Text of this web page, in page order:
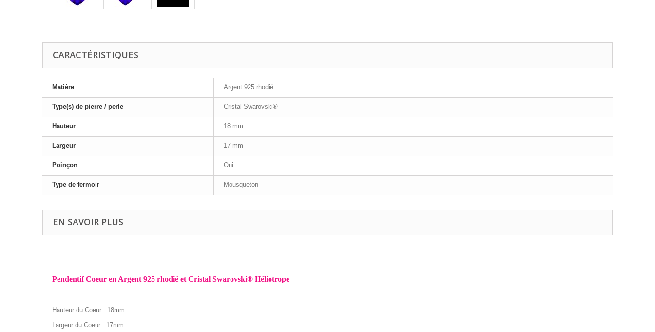
CARACTÉRISTIQUES
Matière Argent 925 rhodié
Type(s) de pierre / perle Cristal Swarovski®
Hauteur 18 mm
Largeur 17 mm
Poinçon Oui
Type de fermoir Mousqueton
EN SAVOIR PLUS
Pendentif Coeur en Argent 925 rhodié et Cristal Swarovski® Héliotrope
Hauteur du Coeur : 18mm
Largeur du Coeur : 17mm